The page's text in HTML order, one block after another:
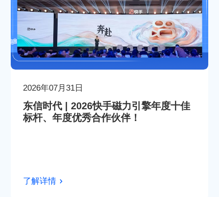
2026年07月31日
东信时代 | 2026快手磁力引擎年度十佳
标杆、年度优秀合作伙伴！
了解详情